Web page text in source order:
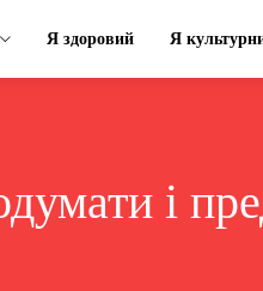
Я здоровий Я
і